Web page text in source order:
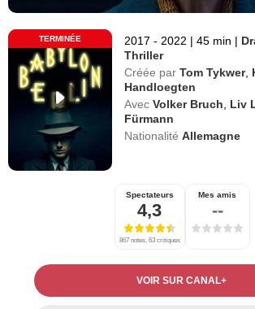
TERMINÉE 2017 - 2022 | 45 min |
Thriller
Créée par Tom Tykwer,
Handloegten
Avec Volker Bruch Liv
Fürmann
Nationalité Allemagne
Spectateurs
4,3
867 notes, 63 critiques
Mes amis
--
VOIR SUR CANAL+